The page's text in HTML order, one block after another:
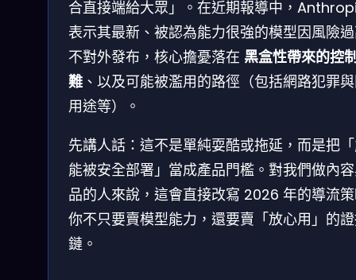
合直接端給大眾」。在近期報導中，
表示其最新、被認為能力很強的模型因風險
不對外發布，核心擔憂落在 黑盒性帶來的控
難 、以及可能被濫用的路徑（包括網路犯罪
用途等）。
先講人話：這不是單純耍酷或拖延，而是把
能被安全部署」當成產品門檻。對我們做內
品的人來說，這會直接改寫 2026 年的導流
你不只要賣模型能力，還要賣「放心用」的
鏈。